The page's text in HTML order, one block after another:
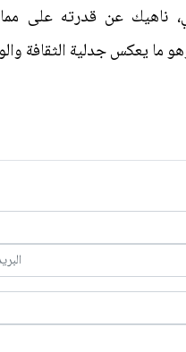
ناهيك عن قدرته على
ما يعكس جدلية الثقافة